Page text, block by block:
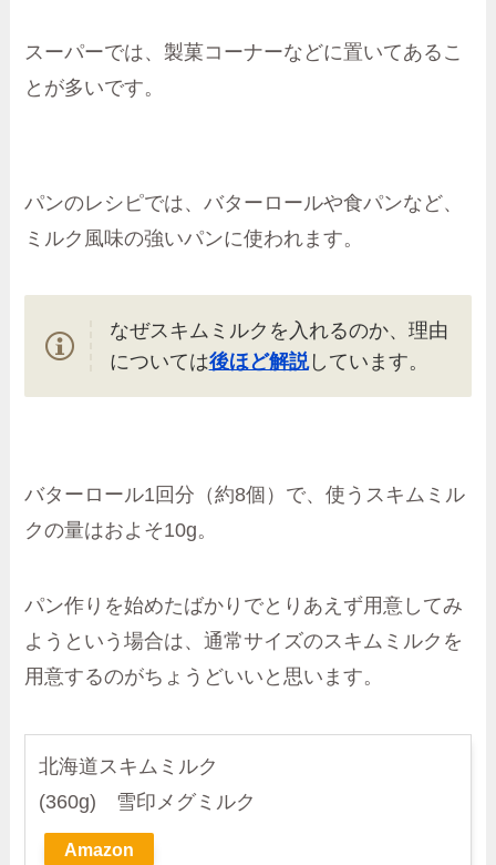
スーパーでは、製菓コーナーなどに置いてあるこ
とが多いです。
パンのレシピでは、バターロールや食パンなど、
ミルク風味の強いパンに使われます。
なぜスキムミルクを入れるのか、理由
については後ほど解説しています。
バターロール1回分（約8個）で、使うスキムミル
クの量はおよそ10g。
パン作りを始めたばかりでとりあえず用意してみ
ようという場合は、通常サイズのスキムミルクを
用意するのがちょうどいいと思います。
北海道スキムミルク
(360g) 雪印メグミルク
Amazon